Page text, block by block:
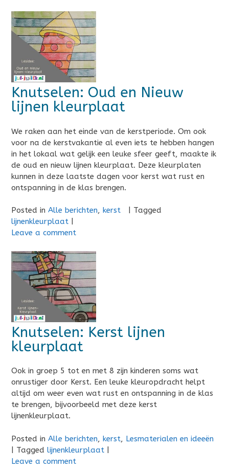
Knutselen: Oud en Nieuw
lijnen kleurplaat
We raken aan het einde van de kerstperiode. Om ook
voor na de kerstvakantie al even iets te hebben hangen
in het lokaal wat gelijk een leuke sfeer geeft, maakte ik
de oud en nieuw lijnen kleurplaat. Deze kleurplaten
kunnen in deze laatste dagen voor kerst wat rust en
ontspanning in de klas brengen.
Posted in Alle berichten, kerst
Tagged
lijnenkleurplaat
Leave a comment
Knutselen: Kerst lijnen
kleurplaat
Ook in groep 5 tot en met 8 zijn kinderen soms wat
onrustiger door Kerst. Een leuke kleuropdracht helpt
altijd om weer even wat rust en ontspanning in de klas
te brengen, bijvoorbeeld met deze kerst
lijnenkleurplaat.
Posted in Alle berichten, kerst, Lesmaterialen en ideeën
Tagged lijnenkleurplaat
Leave a comment